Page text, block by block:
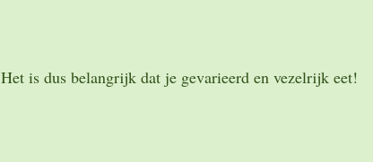
Het is dus belangrijk dat je gevarieerd en vezelrijk eet!